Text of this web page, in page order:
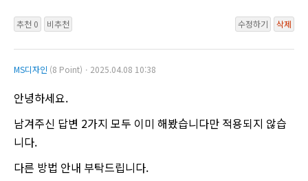
추천 0 비추천 수정하기 삭제
MS디자인 (8 Point)ㆍ2025.04.08 10:38
안녕하세요.
남겨주신 답변 2가지 모두 이미 해봤습니다만 적용되지 않습
니다.
다른 방법 안내 부탁드립니다.